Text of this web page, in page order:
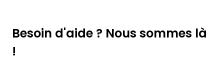
Besoin d'aide ? Nous sommes là
!